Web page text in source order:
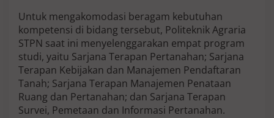
g
A
g
r
a
r
i
a
Untuk mengakomodasi beragam kebutuhan
kompetensi di bidang tersebut, Politeknik Agraria
STPN saat ini menyelenggarakan empat program
studi, yaitu Sarjana Terapan Pertanahan; Sarjana
Terapan Kebijakan dan Manajemen Pendaftaran
Tanah; Sarjana Terapan Manajemen Penataan
Ruang dan Pertanahan; dan Sarjana Terapan
Survei, Pemetaan dan Informasi Pertanahan.